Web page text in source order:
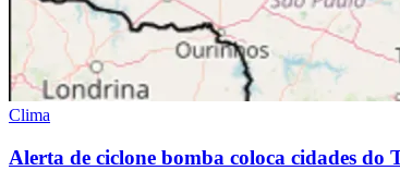
Clima
Alerta de ciclone bomba coloca cidades do